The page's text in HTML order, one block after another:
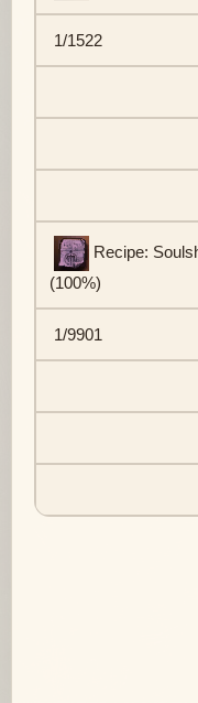
1/1522
Recipe:
(100%)
1/9901